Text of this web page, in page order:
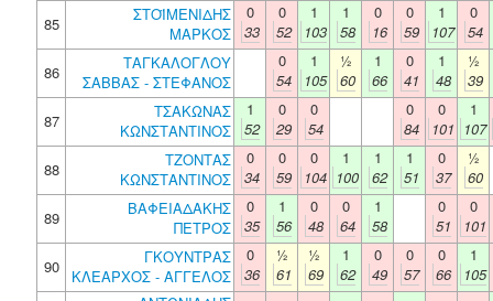
85
ΣΤΟΪΜΕΝΙΔΗΣ
ΜΑΡΚΟΣ
0
33
0
52
1
103
1
58
0
16
0
59
1
107
0
54
86
ΤΑΓΚΑΛΟΓΛΟΥ
ΣΑΒΒΑΣ - ΣΤΕΦΑΝΟΣ
0
54
1
105
½
60
1
66
0
41
1
48
½
39
87
ΤΣΑΚΩΝΑΣ
ΚΩΝΣΤΑΝΤΙΝΟΣ
1
52
0
29
0
54
0
84
0
101
1
107
88
ΤΖΟΝΤΑΣ
ΚΩΝΣΤΑΝΤΙΝΟΣ
0
34
0
59
0
104
1
100
1
62
1
51
0
37
½
60
89
ΒΑΦΕΙΑΔΑΚΗΣ
ΠΕΤΡΟΣ
0
35
1
56
0
48
0
64
1
58
0
51
0
101
90
ΓΚΟΥΝΤΡΑΣ
ΚΛΕΑΡΧΟΣ - ΑΓΓΕΛΟΣ
0
36
½
61
½
69
1
62
0
49
0
57
0
66
1
105